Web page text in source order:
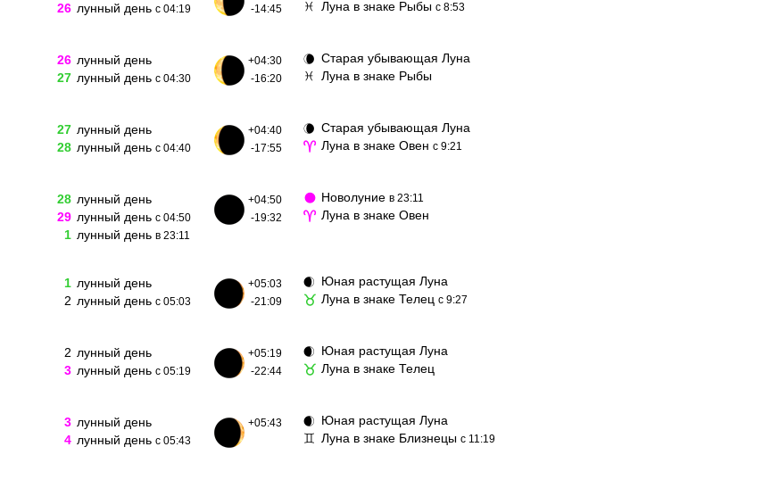
26 лунный день с 04:19
-14:45
♓ Луна в знаке Рыбы с 8:53
26 лунный день
27 лунный день с 04:30
+04:30
-16:20
🌘 Старая убывающая Луна
♓ Луна в знаке Рыбы
27 лунный день
28 лунный день с 04:40
+04:40
-17:55
🌘 Старая убывающая Луна
♈ Луна в знаке Овен с 9:21
28 лунный день
29 лунный день с 04:50
1 лунный день в 23:11
+04:50
-19:32
🌑 Новолуние в 23:11
♈ Луна в знаке Овен
1 лунный день
2 лунный день с 05:03
+05:03
-21:09
🌒 Юная растущая Луна
♉ Луна в знаке Телец с 9:27
2 лунный день
3 лунный день с 05:19
+05:19
-22:44
🌒 Юная растущая Луна
♉ Луна в знаке Телец
3 лунный день
4 лунный день с 05:43
+05:43 🌒 Юная растущая Луна
♊ Луна в знаке Близнецы с 11:19